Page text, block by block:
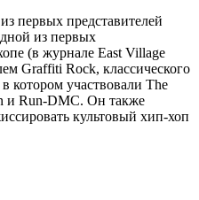
первых представителей
из первых
(в журнале East Village
Graffiti Rock, классического
котором участвовали The
и Run-DMC. Он также
культовый хип-хоп